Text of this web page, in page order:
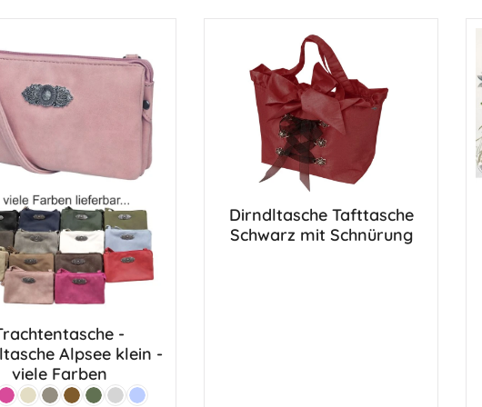
Trachtenschal nicht nur
Dessin. Das schöne
ihm eine wundervoll
und weiche Textur, die Sie
über begleitet und für ein
Tragegefühl sorgt. Lassen Sie
dieses Schals
entdecken Sie unzählige
ihn in Ihre Outfits zu
Länge 180 cm -
Rot/Violett + Blau/Oliv
-
Alpsee klein -
viele Farben
PinkBeigeSteinRehbraun
Lodengrün
HellgrauHellblau
Dirndltasche Tafttasche
Schwarz mit Schnürung